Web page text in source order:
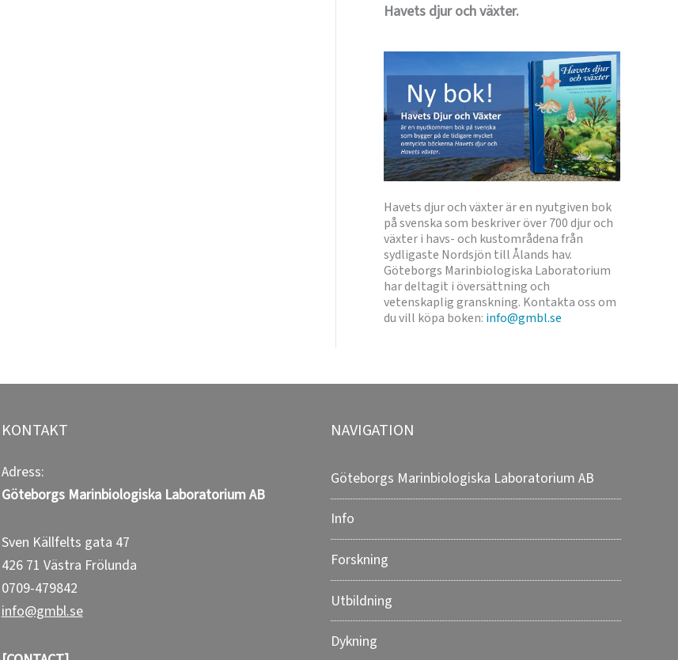
Havets djur och växter.
Havets djur och växter är en nyutgiven bok
på svenska som beskriver över 700 djur och
växter i havs- och kustområdena från
sydligaste Nordsjön till Ålands hav.
Göteborgs Marinbiologiska Laboratorium
har deltagit i översättning och
vetenskaplig granskning. Kontakta oss om
du vill köpa boken: info@gmbl.se
KONTAKT
Adress:
Göteborgs Marinbiologiska LaboratoriumAB
Sven Källfelts gata 47
426 71 Västra Frölunda
0709-479842
info@gmbl.se
NAVIGATION
Göteborgs Marinbiologiska Laboratorium AB
Info
Forskning
Utbildning
Dykning